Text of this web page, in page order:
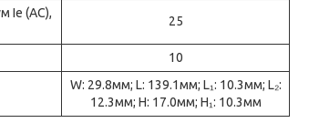
Ie (AC),
25
10
W: 29.8мм; L: 139.1мм; L₁: 10.3мм; L₂:
12.3мм; H: 17.0мм; H₁: 10.3мм